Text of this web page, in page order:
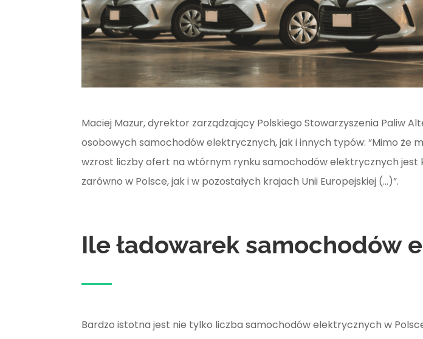
Maciej Mazur, dyrektor zarządzający Polskiego Stowarzyszenia Paliw
osobowych samochodów elektrycznych, jak i innych typów: “Mimo że
wzrost liczby ofert na wtórnym rynku samochodów elektrycznych jest
zarówno w Polsce, jak i w pozostałych krajach Unii Europejskiej (…)”.
Ile ładowarek samochodów
Bardzo istotna jest nie tylko liczba samochodów elektrycznych w